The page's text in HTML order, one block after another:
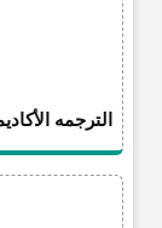
الترجمه